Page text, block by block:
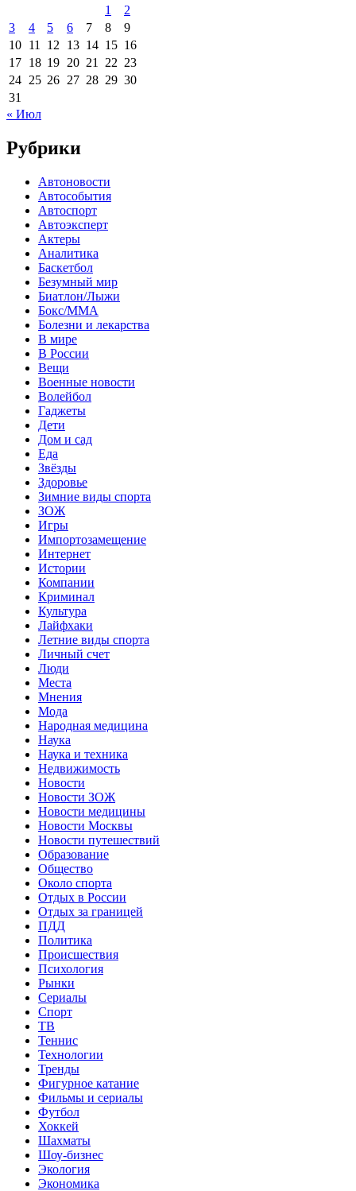
1
2
3
4 5 6 7 8
9
10 11 12 13 14 15 16
17 18 19 20 21 22 23
24 25 26 27 28 29 30
31
« Июл
Рубрики
Автоновости
Автособытия
Автоспорт
Автоэксперт
Актеры
Аналитика
Баскетбол
Безумный мир
Биатлон/Лыжи
Бокс/MMA
Болезни и лекарства
В мире
В России
Вещи
Военные новости
Волейбол
Гаджеты
Дети
Дом и сад
Еда
Звёзды
Здоровье
Зимние виды спорта
ЗОЖ
Игры
Импортозамещение
Интернет
Истории
Компании
Криминал
Культура
Лайфхаки
Летние виды спорта
Личный счет
Люди
Места
Мнения
Мода
Народная медицина
Наука
Наука и техника
Недвижимость
Новости
Новости ЗОЖ
Новости медицины
Новости Москвы
Новости путешествий
Образование
Общество
Около спорта
Отдых в России
Отдых за границей
ПДД
Политика
Происшествия
Психология
Рынки
Сериалы
Спорт
ТВ
Теннис
Технологии
Тренды
Фигурное катание
Фильмы и сериалы
Футбол
Хоккей
Шахматы
Шоу-бизнес
Экология
Экономика